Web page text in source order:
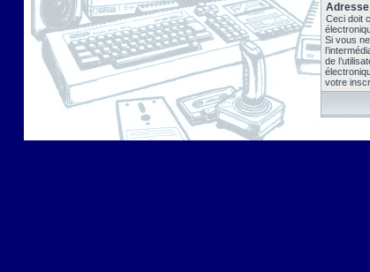
Ceci doit
Si vous
de
votre